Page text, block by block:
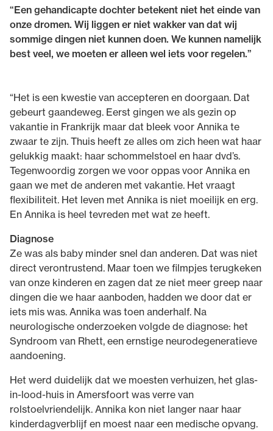
“Een gehandicapte dochter betekent niet het einde van
onze dromen. Wij liggen er niet wakker van dat wij
sommige dingen niet kunnen doen. We kunnen namelijk
best veel, we moeten er alleen wel iets voor regelen.”
“Het is een kwestie van accepteren en doorgaan. Dat
gebeurt gaandeweg. Eerst gingen we als gezin op
vakantie in Frankrijk maar dat bleek voor Annika te
zwaar te zijn. Thuis heeft ze alles om zich heen wat haar
gelukkig maakt: haar schommelstoel en haar dvd’s.
Tegenwoordig zorgen we voor oppas voor Annika en
gaan we met de anderen met vakantie. Het vraagt
flexibiliteit. Het leven met Annika is niet moeilijk en erg.
En Annika is heel tevreden met wat ze heeft.
Diagnose
Ze was als baby minder snel dan anderen. Dat was niet
direct verontrustend. Maar toen we filmpjes terugkeken
van onze kinderen en zagen dat ze niet meer greep naar
dingen die we haar aanboden, hadden we door dat er
iets mis was. Annika was toen anderhalf. Na
neurologische onderzoeken volgde de diagnose: het
Syndroom van Rhett, een ernstige neurodegeneratieve
aandoening.
Het werd duidelijk dat we moesten verhuizen, het glas-
in-lood-huis in Amersfoort was verre van
rolstoelvriendelijk. Annika kon niet langer naar haar
kinderdagverblijf en moest naar een medische opvang.